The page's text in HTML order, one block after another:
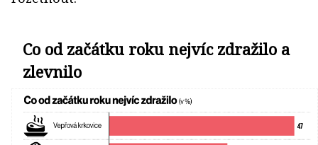
Co od začátku roku nejvíc zdražilo a
zlevnilo